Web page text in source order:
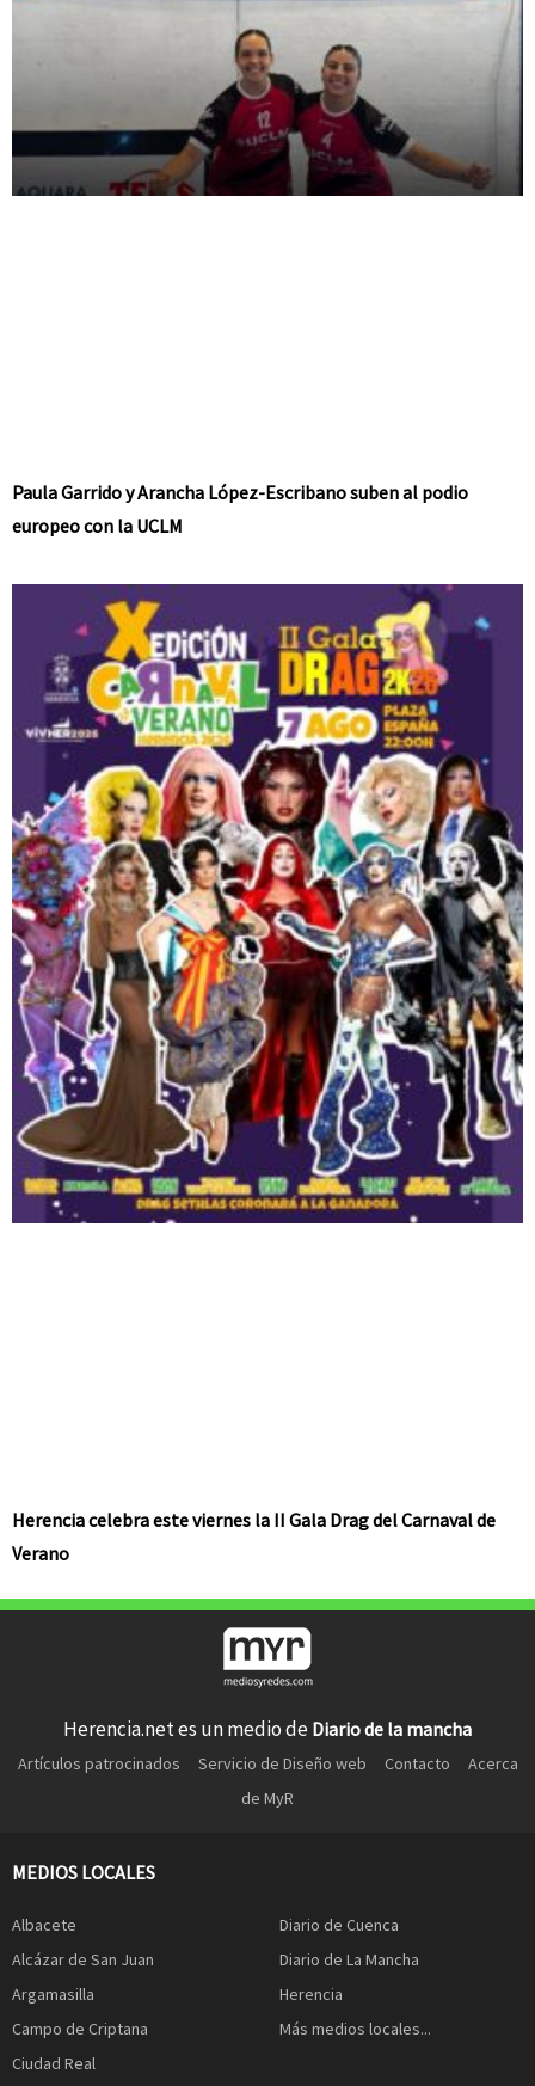
Paula Garrido y Arancha López-Escribano suben al podio
europeo con la UCLM
Herencia celebra este viernes la II Gala Drag del Carnaval de
Verano
Herencia.net es un medio de Diario de la mancha
Artículos patrocinados Servicio de Diseño web Contacto
Acerca
de MyR
MEDIOS LOCALES
Albacete
Alcázar de San Juan
Argamasilla
Campo de Criptana
Ciudad Real
Diario de Cuenca
Diario de La Mancha
Herencia
Más medios locales...